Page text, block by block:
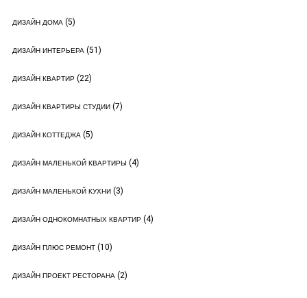
ДИЗАЙН ДОМА(5)
ДИЗАЙН ИНТЕРЬЕРА(51)
ДИЗАЙН КВАРТИР(22)
ДИЗАЙН КВАРТИРЫ СТУДИИ(7)
ДИЗАЙН КОТТЕДЖА(5)
ДИЗАЙН МАЛЕНЬКОЙ КВАРТИРЫ (4)
ДИЗАЙН МАЛЕНЬКОЙ КУХНИ(3)
ДИЗАЙН ОДНОКОМНАТНЫХ КВАРТИР(4)
ДИЗАЙН ПЛЮС РЕМОНТ(10)
ДИЗАЙН ПРОЕКТ РЕСТОРАНА(2)